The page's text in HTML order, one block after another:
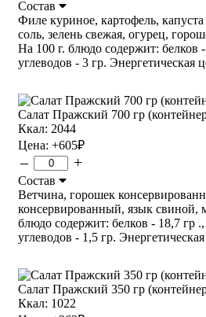
Состав
Филе куриное, картофель, капуста
соль, зелень свежая, огурец,
На 100 г. блюдо содержит: белков
углеводов - 3 гр. Энергетическая
Салат Пражский 700 гр
Ккал: 2044
Цена: +605₽
– +
Состав
Ветчина, горошек
консервированный, язык свиной,
блюдо содержит: белков - 18,7 гр
углеводов - 1,5 гр.
Салат Пражский 350 гр
Ккал: 1022